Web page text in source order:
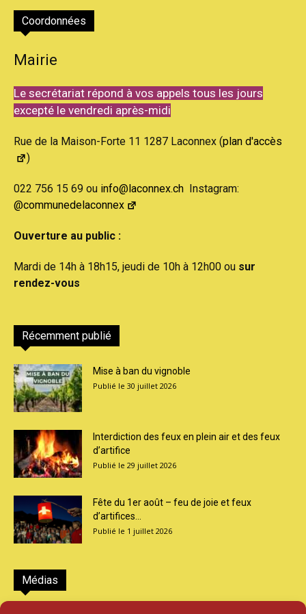
Coordonnées
Mairie
Le secrétariat répond à vos appels tous les jours
excepté le vendredi après-midi
Rue de la Maison-Forte 11 1287 Laconnex (plan d'accès
)
022 756 15 69 ou info@laconnex.ch Instagram:
@communedelaconnex
Ouverture au public :
Mardi de 14h à 18h15, jeudi de 10h à 12h00 ou sur
rendez-vous
Récemment publié
Mise à ban du vignoble
30 juillet 2026
Interdiction des feux en plein air et des feux
d’artifice
29 juillet 2026
Fête du 1er août – feu de joie et feux
d’artifices...
1 juillet 2026
Médias